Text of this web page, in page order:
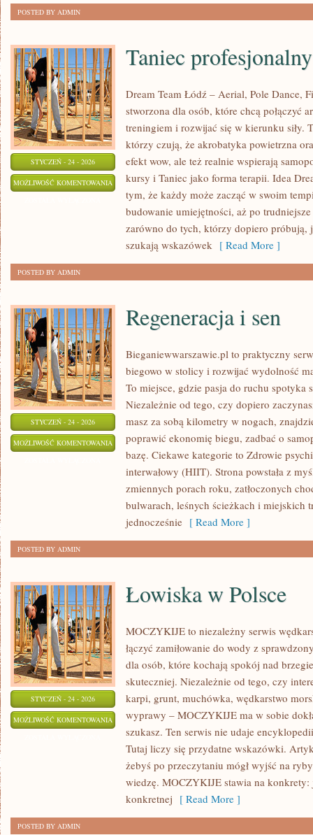
POSTED BY ADMIN
STYCZEŃ - 24 - 2026
MOŻLIWOŚĆ KOMENTOWANIA TANIEC
PROFESJONALNY
Taniec profesjonalny
Dream Team Łódź – Aerial, Pole Dance,
stworzona dla osób, które chcą połączyć
treningiem i rozwijać się w kierunku siły.
którzy czują, że akrobatyka powietrzna
efekt wow, ale też realnie wspierają
kursy i Taniec jako forma terapii. Idea
tym, że każdy może zacząć w swoim
budowanie umiejętności, aż po
zarówno do tych, którzy dopiero
szukają wskazówek [ Read More ]
POSTED BY ADMIN
STYCZEŃ - 24 - 2026
MOŻLIWOŚĆ KOMENTOWANIA REGENERACJA
Regeneracja i sen
Bieganiewwarszawie.pl to praktyczny
biegowo w stolicy i rozwijać wydolność
To miejsce, gdzie pasja do ruchu spotyka
Niezależnie od tego, czy dopiero
masz za sobą kilometry w nogach,
poprawić ekonomię biegu, zadbać o
bazę. Ciekawe kategorie to Zdrowie
interwałowy (HIIT). Strona powstała z
zmiennych porach roku, zatłoczonych
bulwarach, leśnych ścieżkach i miejskich
jednocześnie [ Read More ]
POSTED BY ADMIN
STYCZEŃ - 24 - 2026
MOŻLIWOŚĆ KOMENTOWANIA ŁOWISKA
POLSCE
Łowiska w Polsce
MOCZYKIJE to niezależny serwis
łączyć zamiłowanie do wody z
dla osób, które kochają spokój nad
skuteczniej. Niezależnie od tego, czy
karpi, grunt, muchówka, wędkarstwo
wyprawy – MOCZYKIJE ma w sobie
szukasz. Ten serwis nie udaje
Tutaj liczy się przydatne wskazówki.
żebyś po przeczytaniu mógł wyjść na
wiedzę. MOCZYKIJE stawia na
konkretnej [ Read More ]
POSTED BY ADMIN